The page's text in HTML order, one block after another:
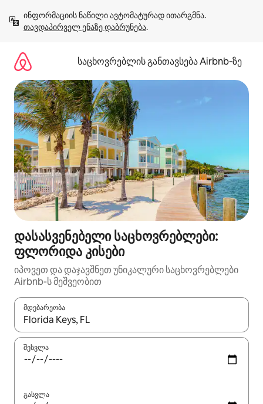
გადასვლა
თავდაპირველ ენაზე დაბრუნება.
საცხოვრებლის განთავსება Airbnb‑ზე
დასასვენებელი საცხოვრებლები:
ფლორიდა კისები
იპოვეთ და დაჯავშნეთ უნიკალური საცხოვრებლები
Airbnb-ს მეშვეობით
მდებარეობა
როცა შედეგები ხელმისაწვდომი გახდება, ნავიგაციისთვის
შესვლა
გასვლა